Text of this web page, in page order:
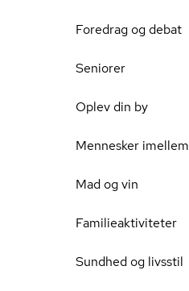
Foredrag og debat
Seniorer
Oplev din by
Mennesker imellem
Mad og vin
Familieaktiviteter
Sundhed og livsstil